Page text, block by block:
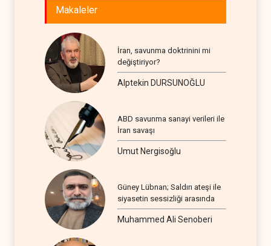
Makaleler
İran, savunma doktrinini mi
değiştiriyor?
Alptekin DURSUNOĞLU
ABD savunma sanayi verileri ile
İran savaşı
Umut Nergisoğlu
Güney Lübnan; Saldırı ateşi ile
siyasetin sessizliği arasında
Muhammed Ali Senoberi